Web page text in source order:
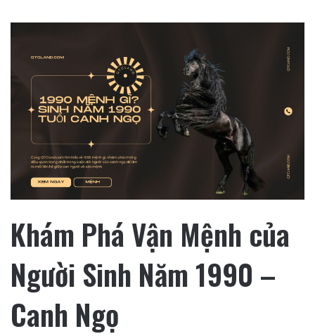
Khám Phá Vận Mệnh của
Người Sinh Năm 1990 –
Canh Ngọ